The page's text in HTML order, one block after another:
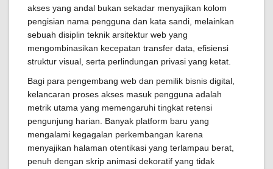
akses yang andal bukan sekadar menyajikan kolom
pengisian nama pengguna dan kata sandi, melainkan
sebuah disiplin teknik arsitektur web yang
mengombinasikan kecepatan transfer data, efisiensi
struktur visual, serta perlindungan privasi yang ketat.
Bagi para pengembang web dan pemilik bisnis digital,
kelancaran proses akses masuk pengguna adalah
metrik utama yang memengaruhi tingkat retensi
pengunjung harian. Banyak platform baru yang
mengalami kegagalan perkembangan karena
menyajikan halaman otentikasi yang terlampau berat,
penuh dengan skrip animasi dekoratif yang tidak